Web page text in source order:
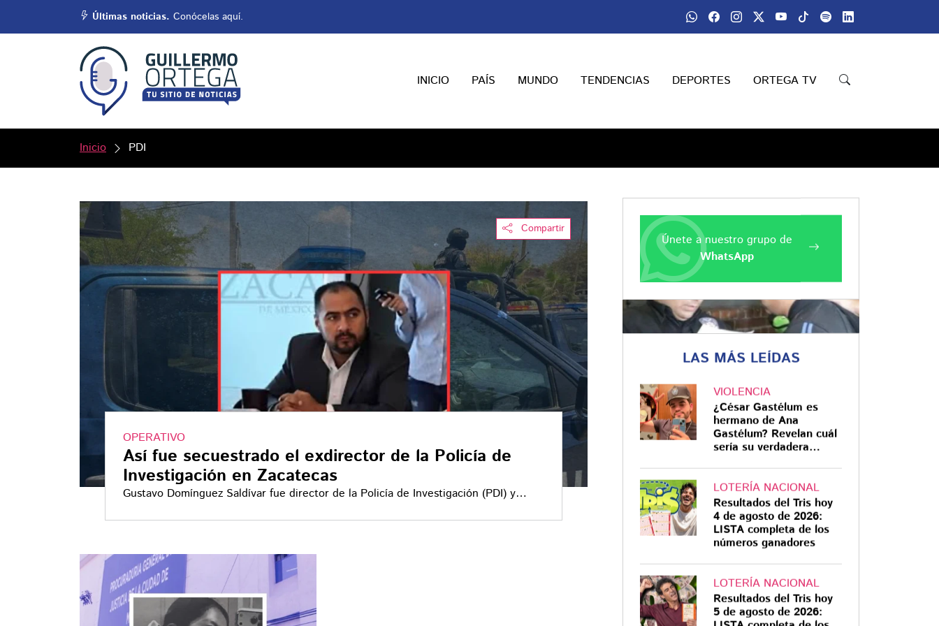
Últimas noticias. Conócelas aquí.
INICIO PAÍS MUNDO TENDENCIAS DEPORTES ORTEGA TV
Inicio PDI
Compartir
OPERATIVO
Así fue secuestrado el exdirector de la Policía de
Investigación en Zacatecas
Gustavo Domínguez Saldívar fue director de la Policía de Investigación (PDI) y
FEMINICIDIO CDMX
Revelan modus
operandi en
feminicidio de Edith
Guadalupe: ataque
con desarmador y
ocultamiento del
cuerpo
La Fiscalía CDMX reveló nuevos
detalles del feminicidio de Edith
Guadalupe, ocurrido dentro de un
edificio en Benito Juárez
Únete a nuestro grupo de
WhatsApp
LAS MÁS LEÍDAS
VIOLENCIA
¿César Gastélum es
hermano de Ana
Gastélum? Revelan cuál
sería su verdadera
LOTERÍA NACIONAL
Resultados del Tris hoy
4 de agosto de 2026:
LISTA completa de los
números ganadores
LOTERÍA NACIONAL
Resultados del Tris hoy
5 de agosto de 2026: